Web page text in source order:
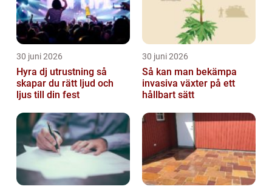
30 juni 2026
Hyra dj utrustning så
skapar du rätt ljud och
ljus till din fest
30 juni 2026
Så kan man bekämpa
invasiva växter på ett
hållbart sätt